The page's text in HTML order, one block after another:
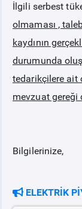
İlgili serbest
olmaması ,
kaydının
durumunda
tedarikçilere ait
mevzuat gereği
Bilgilerinize,
ELEKTRİK